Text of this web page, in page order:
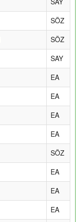
SÖZ
SÖZ
SAY
EA
EA
EA
EA
SÖZ
EA
EA
EA